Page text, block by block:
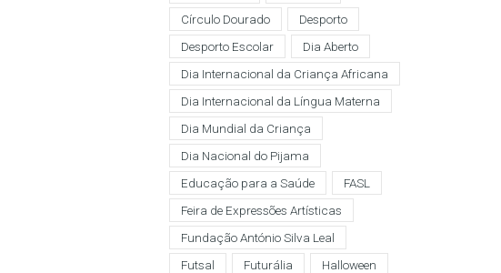
Círculo Dourado
Desporto
Desporto Escolar
Dia Aberto
Dia Internacional da Criança Africana
Dia Internacional da Língua Materna
Dia Mundial da Criança
Dia Nacional do Pijama
Educação para a Saúde
FASL
Feira de Expressões Artísticas
Fundação António Silva Leal
Futsal
Futurália
Halloween